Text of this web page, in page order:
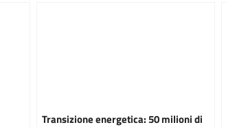
Transizione energetica: 50 milioni di